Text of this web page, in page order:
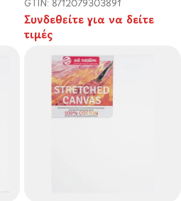
Συνδεθείτε για να δείτε
τιμές